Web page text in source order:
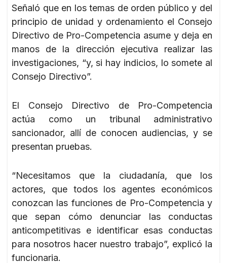
Señaló que en los temas de orden público y del
principio de unidad y ordenamiento el Consejo
Directivo de Pro-Competencia asume y deja en
manos de la dirección ejecutiva realizar las
investigaciones, “y, si hay indicios, lo somete al
Consejo Directivo”.
El Consejo Directivo de Pro-Competencia
actúa como un tribunal administrativo
sancionador, allí de conocen audiencias, y se
presentan pruebas.
“Necesitamos que la ciudadanía, que los
actores, que todos los agentes económicos
conozcan las funciones de Pro-Competencia y
que sepan cómo denunciar las conductas
anticompetitivas e identificar esas conductas
para nosotros hacer nuestro trabajo”, explicó la
funcionaria.